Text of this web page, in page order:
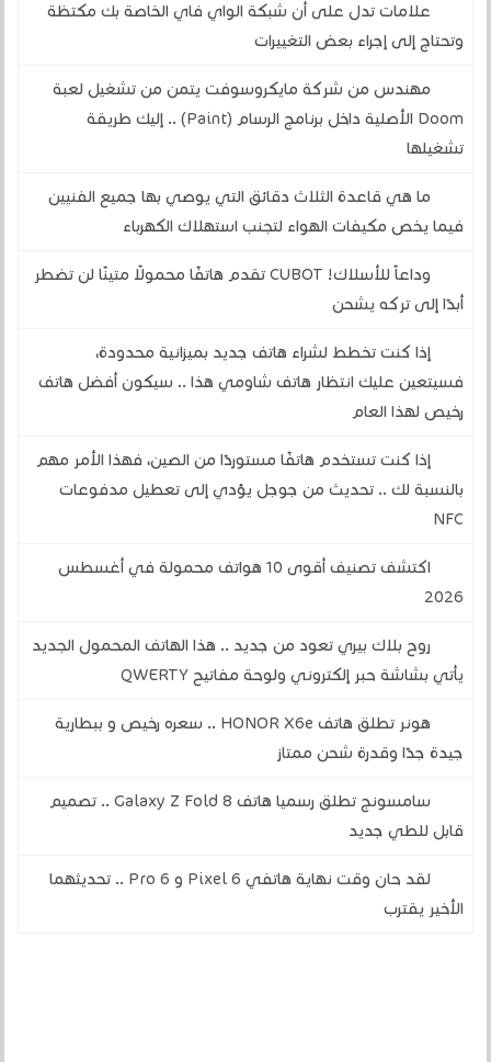
علامات تدل على أن شبكة الواي فاي الخاصة بك مكتظة
وتحتاج إلى إجراء بعض التغييرات
مهندس من شركة مايكروسوفت يتمن من تشغيل لعبة
Doom الأصلية داخل برنامج الرسام (Paint) .. إليك طريقة
تشغيلها
ما هي قاعدة الثلاث دقائق التي يوصي بها جميع الفنيين
فيما يخص مكيفات الهواء لتجنب استهلاك الكهرباء
وداعاً للأسلاك! CUBOT تقدم هاتفًا محمولًا متينًا لن تضطر
أبدًا إلى تركه يشحن
إذا كنت تخطط لشراء هاتف جديد بميزانية محدودة،
فسيتعين عليك انتظار هاتف شاومي هذا .. سيكون أفضل هاتف
رخيص لهذا العام
إذا كنت تستخدم هاتفًا مستوردًا من الصين، فهذا الأمر مهم
بالنسبة لك .. تحديث من جوجل يؤدي إلى تعطيل مدفوعات
NFC
اكتشف تصنيف أقوى 10 هواتف محمولة في أغسطس
2026
روح بلاك بيري تعود من جديد .. هذا الهاتف المحمول الجديد
يأتي بشاشة حبر إلكتروني ولوحة مفاتيح QWERTY
هونر تطلق هاتف HONOR X6e .. سعره رخيص و ببطارية
جيدة جدًا وقدرة شحن ممتاز
سامسونج تطلق رسميا هاتف Galaxy Z Fold 8 .. تصميم
قابل للطي جديد
لقد حان وقت نهاية هاتفي Pixel 6 و 6 Pro .. تحديثهما
الأخير يقترب